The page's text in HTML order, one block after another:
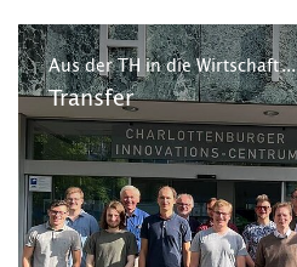
Aus der TH in die Wirtschaft ...
Transfer